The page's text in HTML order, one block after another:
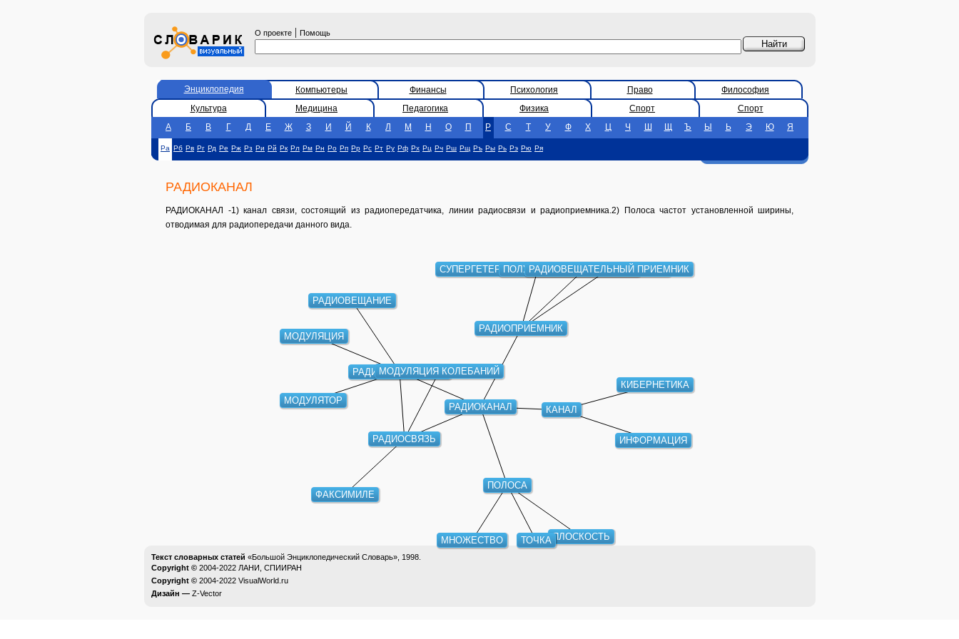
О проекте | Помощь
Энциклопедия Компьютеры Финансы Психология Право
Философия
Культура
Медицина Педагогика Физика Спорт
Спорт
А
Б В Г Д Е Ж З И Й К Л М Н О П Р С Т У Ф Х Ц Ч Ш Щ Ъ Ы Ь Э Ю Я
Ра Рб Рв Рг Рд Ре Рж Рз Ри Рй Рк Рл Рм Рн Ро Рп Рр Рс Рт Ру Рф Рх Рц Рч Рш Рщ Ръ Ры Рь Рэ Рю Ря
РАДИОКАНАЛ
РАДИОКАНАЛ -1) канал связи, состоящий из радиопередатчика, линии радиосвязи и радиоприемника.2) Полоса частот установленной ширины,
отводимая для радиопередачи данного вида.
РАДИОКАНАЛ
РАДИОПЕРЕДАТЧИК
РАДИОПРИЕМНИК
РАДИОСВЯЗЬ
ПОЛОСА
КАНАЛ
МОДУЛЯТОР
МОДУЛЯЦИЯ
РАДИОВЕЩАНИЕ
СУПЕРГЕТЕРОДИННЫЙ РАДИОПРИЕМНИК
ПОЛУПРОВОДНИКОВЫЕ ПРИБОРЫ
РАДИОВЕЩАТЕЛЬНЫЙ ПРИЕМНИК
ФАКСИМИЛЕ
МОДУЛЯЦИЯ КОЛЕБАНИЙ
МНОЖЕСТВО
ПЛОСКОСТЬ
ТОЧКА
КИБЕРНЕТИКА
ИНФОРМАЦИЯ
Текст словарных статей «Большой Энциклопедический Словарь», 1998.
Copyright © 2004-2022 ЛАНИ, СПИИРАН
Copyright © 2004-2022 VisualWorld.ru
Дизайн — Z-Vector